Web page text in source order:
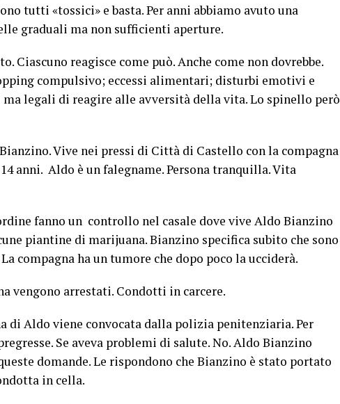
tutti «tossici» e basta. Per anni abbiamo avuto una
graduali ma non sufficienti aperture.
Ciascuno reagisce come può. Anche come non dovrebbe.
compulsivo; eccessi alimentari; disturbi emotivi e
legali di reagire alle avversità della vita. Lo spinello però
Vive nei pressi di Città di Castello con la compagna
anni. Aldo è un falegname. Persona tranquilla. Vita
fanno un controllo nel casale dove vive Aldo Bianzino
piantine di marijuana. Bianzino specifica subito che sono
compagna ha un tumore che dopo poco la ucciderà.
vengono arrestati. Condotti in carcere.
di Aldo viene convocata dalla polizia penitenziaria. Per
Se aveva problemi di salute. No. Aldo Bianzino
domande. Le rispondono che Bianzino è stato portato
in cella.